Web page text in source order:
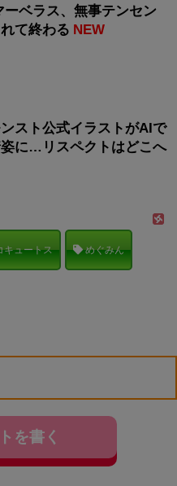
ーベラス、無事テンセン
て終わる NEW
ンスト公式イラストがAIで
に…リスペクトはどこへ
キュートス めぐみん
を書く